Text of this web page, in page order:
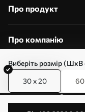
Виберіть розмір (ШхВ
30 x 20
Про продукт
Про компанію
© 2011-2026 Art-